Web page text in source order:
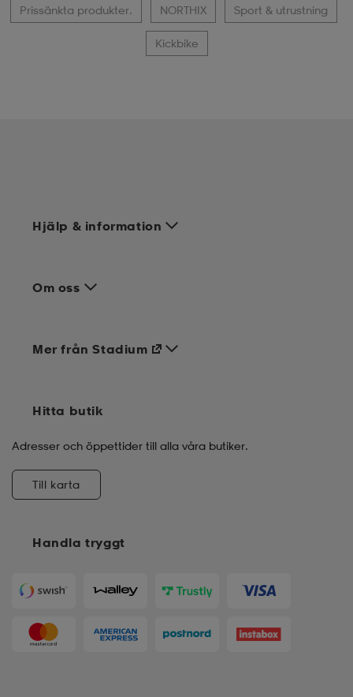
Prissänkta produkter. NORTHIX Sport & utrustning
Kickbike
Hjälp & information
Om oss
Handla tryggt
Mer från Stadium
Hitta butik
Adresser och öppettider till alla våra butiker.
Till karta